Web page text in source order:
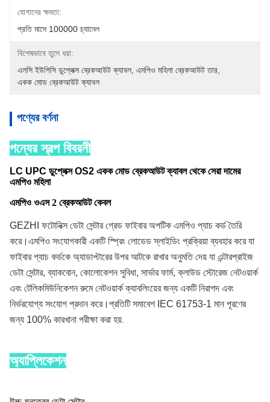
যোগানের ক্ষমতা:
প্রতি মাসে 100000 চ্যানেল
বিশেষভাবে তুলে ধরা:
এলসি ইউপিসি ডুপ্লেক্স ব্রেকআউট ক্যাবল এমপিও মহিলা ব্রেকআউট তার
একক মোড ব্রেকআউট ক্যাবল
পণ্যের বর্ণনা
পন্যের স্বল্প বিবরনী
LC UPC ডুপ্লেক্স OS2 একক মোড ব্রেকআউট ক্যাবল থেকে সেরা দামের
এমপিও মহিলা
এমপিও ওএস 2 ব্রেকআউট কেবল
GEZHI ফটোনিক্স ডেটা সেন্টার গ্রেড ফাইবার অপটিক এমপিও প্যাচ কর্ড তৈরি
করে।এমপিও সংযোগকারী একটি স্প্রিং লোডেড স্লাইডিং প্রক্রিয়া ব্যবহার করে যা
ফাইবার প্যাচ কর্ডকে অ্যাডাপ্টারের উপর আটকে রাখার অনুমতি দেয় যা এন্টারপ্রাইজ
ডেটা সেন্টার, ব্যাকবোন, কোলোকেশন সুবিধা, সার্ভার ফার্ম, ক্লাউড স্টোরেজ নেটওয়ার্ক
এবং টেলিকমিউনিকেশন রুমে নেটওয়ার্ক ক্যাবলিংয়ের জন্য একটি নিরাপদ এবং
নির্ভরযোগ্য সংযোগ প্রদান করে।প্রতিটি সমাবেশ IEC 61753-1 মান পূরণের
জন্য 100% কারখানা পরীক্ষা করা হয়
অ্যাপ্লিকেশন